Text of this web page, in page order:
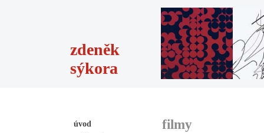
zdeněk
sýkora
úvod
filmy